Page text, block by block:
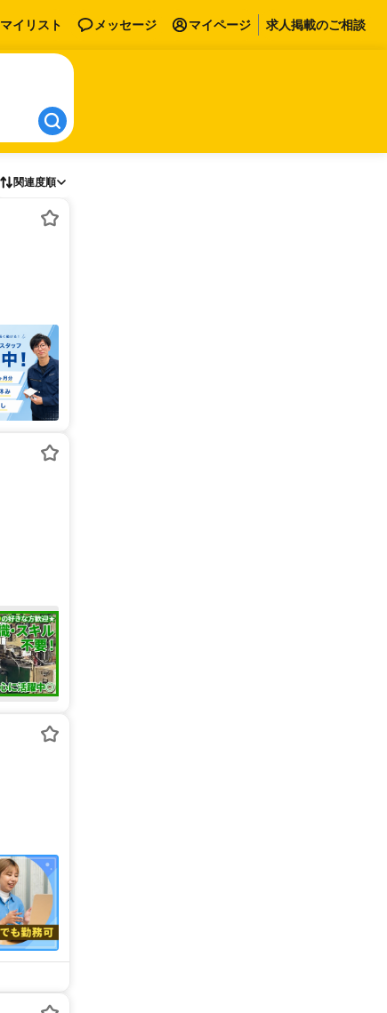
マイリスト メッセージ マイページ 求人掲載のご相談
関連度順